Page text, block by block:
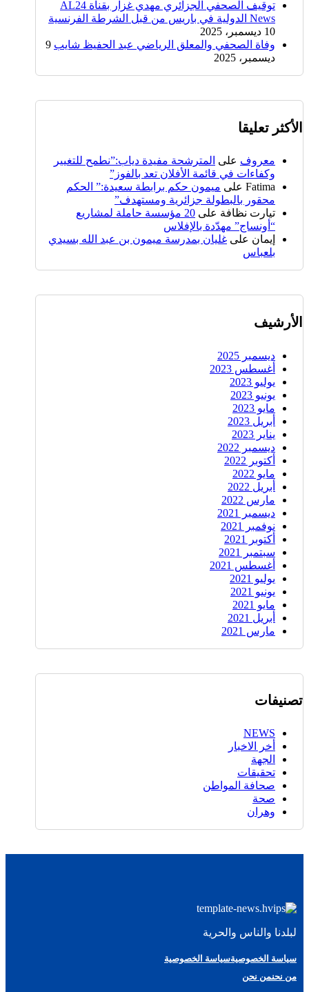
توقيف الصحفي الجزائري مهدي غزار بقناة AL24
News الدولية في باريس من قبل الشرطة الفرنسية
10 ديسمبر، 2025
وفاة الصحفي والمعلق الرياضي عبد الحفيظ شايب 9
ديسمبر، 2025
الأكثر تعليقا
معروف على المترشحة مفيدة دياب:”نطمح للتغيير
وكفاءات في قائمة الأفلان تعد بالفوز”
Fatima على ميمون حكم برابطة سعيدة:” الحكم
محقور بالبطولة جزائرية ومستهدف”
تيارت نظافة على
20 مؤسسة حاملة لمشاريع
“أونساج” مهدّدة بالإفلاس
إيمان على غليان بمدرسة ميمون بن عبد الله بسيدي
بلعباس
الأرشيف
ديسمبر 2025
أغسطس 2023
يوليو 2023
يونيو 2023
مايو 2023
أبريل 2023
يناير 2023
ديسمبر 2022
أكتوبر 2022
مايو 2022
أبريل 2022
مارس 2022
ديسمبر 2021
نوفمبر 2021
أكتوبر 2021
سبتمبر 2021
أغسطس 2021
يوليو 2021
يونيو 2021
مايو 2021
أبريل 2021
مارس 2021
تصنيفات
NEWS
أخر الاخبار
الجهة
تحقيقات
صحافة المواطن
صحة
وهران
لبلدنا والناس والحرية
سياسة الخصوصيةسياسة الخصوصية
من نحنمن نحن